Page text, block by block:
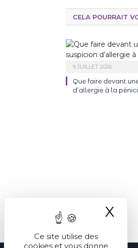
Ce site utilise des
cookies et vous donne
X
CELA POURRAIT
9 JUILLET 2026
Que faire devant
d’allergie à la